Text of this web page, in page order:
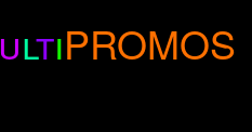
ultiPROMOS